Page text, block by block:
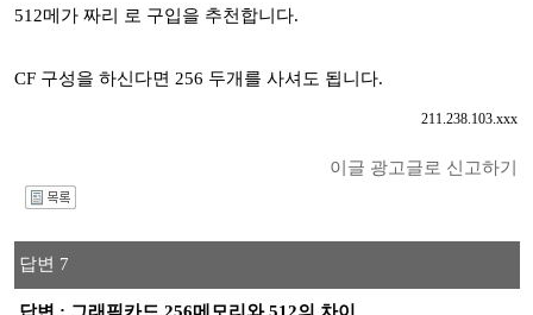
512메가 짜리 로 구입을 추천합니다.
CF 구성을 하신다면 256 두개를 사셔도 됩니다.
211.238.103.xxx
이글 광고글로 신고하기
답변 7